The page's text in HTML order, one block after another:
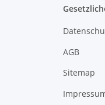
AGB
Sitemap